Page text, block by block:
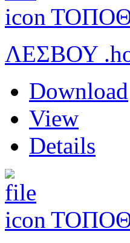
ΛΕΣΒΟΥ .
Download
View
Details